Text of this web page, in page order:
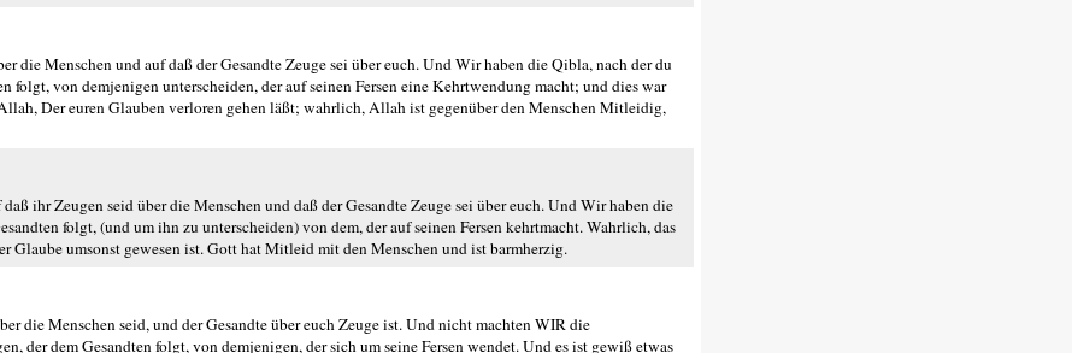
die Menschen und auf daß der Gesandte Zeuge sei über euch. Und Wir haben die Qibla, nach der du
von demjenigen unterscheiden, der auf seinen Fersen eine Kehrtwendung macht; und dies war
Der euren Glauben verloren gehen läßt; wahrlich, Allah ist gegenüber den Menschen Mitleidig,
ihr Zeugen seid über die Menschen und daß der Gesandte Zeuge sei über euch. Und Wir haben die
folgt, (und um ihn zu unterscheiden) von dem, der auf seinen Fersen kehrtmacht. Wahrlich, das
Glaube umsonst gewesen ist. Gott hat Mitleid mit den Menschen und ist barmherzig.
die Menschen seid, und der Gesandte über euch Zeuge ist. Und nicht machten WIR die
der dem Gesandten folgt, von demjenigen, der sich um seine Fersen wendet. Und es ist gewiß etwas